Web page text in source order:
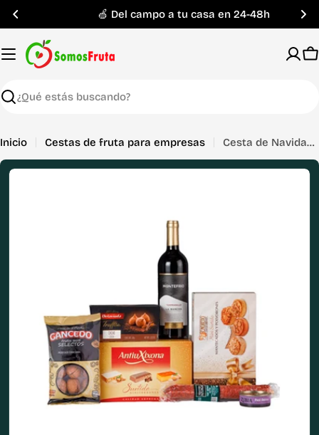
Saltar
contenido
🍏 Del campo a tu casa en 24-48h
Buscar
Inicio Cestas de fruta para empresas Cesta de Navidad Lote 1
Abrir medios 0 en modal